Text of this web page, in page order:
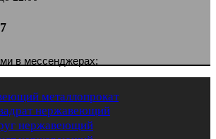
в мессенджерах:
металлопрокат
нержавеющий
нержавеющий